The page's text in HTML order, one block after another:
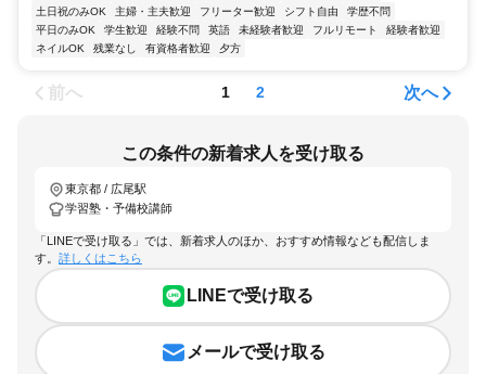
土日祝のみOK
主婦・主夫歓迎 フリーター歓迎 シフト自由
学歴不問
平日のみOK
学生歓迎 経験不問 英語 未経験者歓迎 フルリモート
経験者歓迎
ネイルOK
残業なし 有資格者歓迎 夕方
前へ 1 2 次へ
この条件の新着求人を受け取る
東京都 / 広尾駅
学習塾・予備校講師
「LINEで受け取る」では、新着求人のほか、おすすめ情報なども配信しま
す。 詳しくはこちら
LINEで受け取る
メールで受け取る